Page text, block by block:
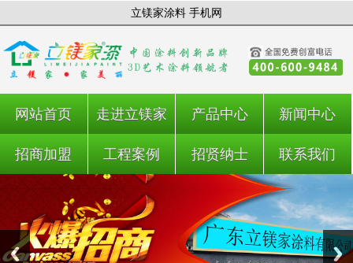
立镁家涂料 手机网
网站首页 走进立镁家 产品中心 新闻中心
招商加盟 工程案例 招贤纳士 联系我们